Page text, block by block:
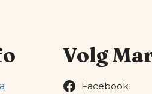
Volg
Facebook